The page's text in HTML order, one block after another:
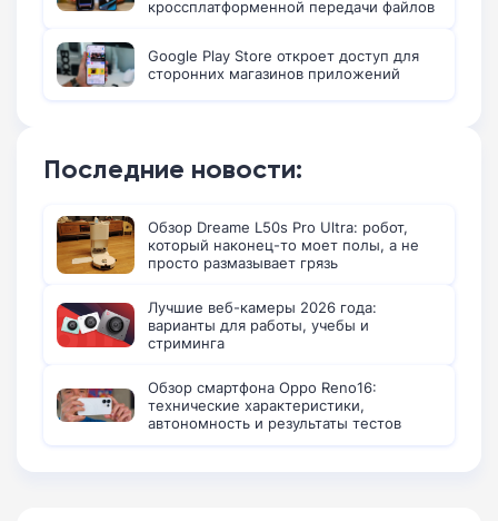
кроссплатформенной передачи файлов
Google Play Store откроет доступ для
сторонних магазинов приложений
Последние новости:
Обзор Dreame L50s Pro Ultra: робот,
который наконец-то моет полы, а не
просто размазывает грязь
Лучшие веб-камеры 2026 года:
варианты для работы, учебы и
стриминга
Обзор смартфона Oppo Reno16:
технические характеристики,
автономность и результаты тестов